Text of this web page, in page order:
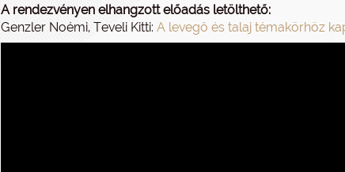
A rendezvényen elhangzott előadás letölthető:
Genzler Noémi, Teveli Kitti: A levegő és talaj témakörhöz